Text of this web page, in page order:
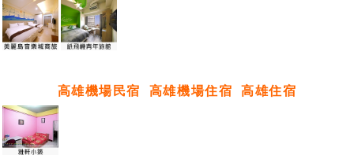
高雄機場民宿 高雄機場住宿 高雄住宿